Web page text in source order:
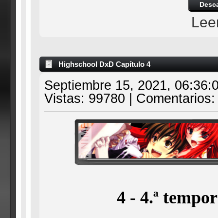
Highschool DxD Capítulo 4
Septiembre 15, 2021,
Vistas: 99780 | Comentarios:
4 - 4.ª